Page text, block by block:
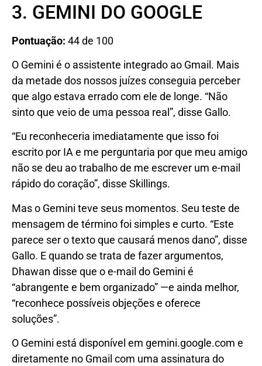
3. GEMINI DO GOOGLE
Pontuação: 44 de 100
O Gemini é o assistente integrado ao Gmail. Mais
da metade dos nossos juízes conseguia perceber
que algo estava errado com ele de longe. “Não
sinto que veio de uma pessoa real”, disse Gallo.
“Eu reconheceria imediatamente que isso foi
escrito por IA e me perguntaria por que meu amigo
não se deu ao trabalho de me escrever um e-mail
rápido do coração”, disse Skillings.
Mas o Gemini teve seus momentos. Seu teste de
mensagem de término foi simples e curto. “Este
parece ser o texto que causará menos dano”, disse
Gallo. E quando se trata de fazer argumentos,
Dhawan disse que o e-mail do Gemini é
“abrangente e bem organizado” —e ainda melhor,
“reconhece possíveis objeções e oferece
soluções”.
O Gemini está disponível em gemini.google.com e
diretamente no Gmail com uma assinatura do